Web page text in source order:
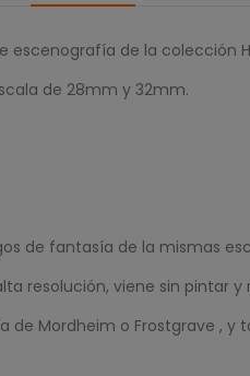
escenografía de la colección
de 28mm y 32mm.
de fantasía de la mismas
resolución, viene sin pintar
Mordheim o Frostgrave ,